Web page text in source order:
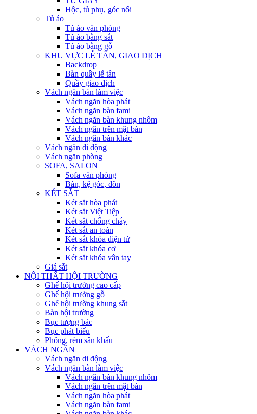
Hộc, tủ phụ, góc nối
Tủ áo
Tủ áo văn phòng
Tủ áo bằng sắt
Tủ áo bằng gỗ
KHU VỰC LỄ TÂN, GIAO DỊCH
Backdrop
Bàn quầy lễ tân
Quầy giao dịch
Vách ngăn bàn làm việc
Vách ngăn hòa phát
Vách ngăn bàn fami
Vách ngăn bàn khung nhôm
Vách ngăn trên mặt bàn
Vách ngăn bàn khác
Vách ngăn di động
Vách ngăn phòng
SOFA, SALON
Sofa văn phòng
Bàn, kệ góc, đôn
KÉT SẮT
Két sắt hòa phát
Két sắt Việt Tiệp
Két sắt chống cháy
Két sắt an toàn
Két sắt khóa điện tử
Két sắt khóa cơ
Két sắt khóa vân tay
Giá sắt
NỘI THẤT HỘI TRƯỜNG
Ghế hội trường cao cấp
Ghế hội trường gỗ
Ghế hội trường khung sắt
Bàn hội trường
Bục tượng bác
Bục phát biểu
Phông, rèm sân khấu
VÁCH NGĂN
Vách ngăn di động
Vách ngăn bàn làm việc
Vách ngăn bàn khung nhôm
Vách ngăn trên mặt bàn
Vách ngăn hòa phát
Vách ngăn bàn fami